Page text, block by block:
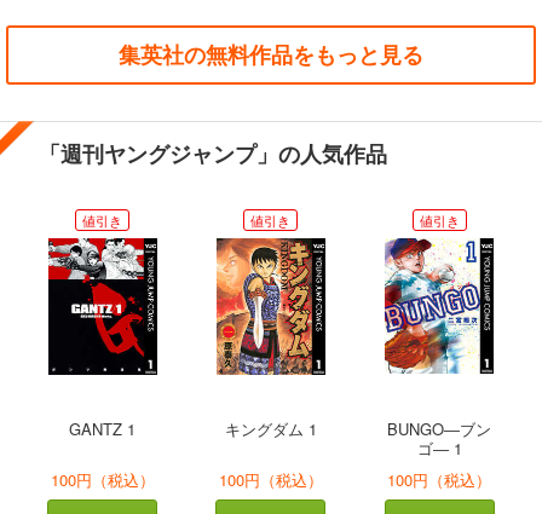
集英社の無料作品をもっと見る
「週刊ヤングジャンプ」の人気作品
値引き
GANTZ 1
100円（税込）
値引き
キングダム 1
100円（税込）
値引き
BUNGO―ブン
ゴ― 1
100円（税込）